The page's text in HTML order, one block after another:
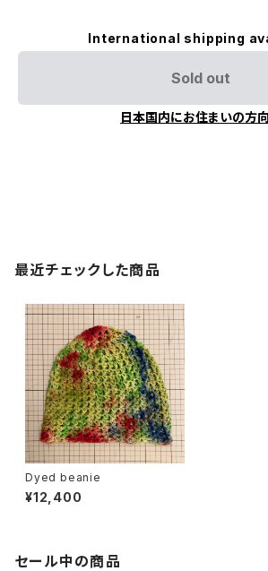
International shipping
Sold out
日本国内にお住まいの方
最近チェックした商品
Dyed beanie
¥12,400
セール中の商品